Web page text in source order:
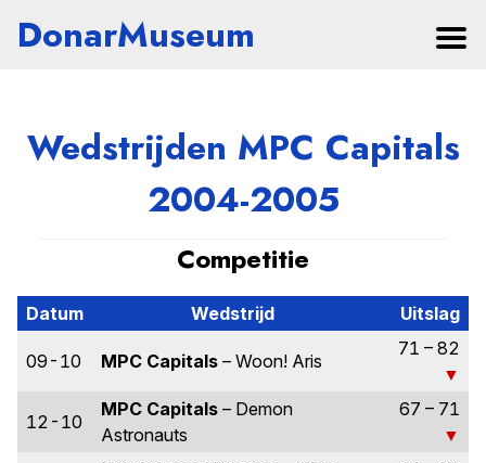
DonarMuseum
Wedstrijden MPC Capitals
2004-2005
Competitie
Datum Wedstrijd Uitslag
09-10 MPC Capitals – Woon! Aris
71 – 82
12-10
MPC Capitals – Demon
Astronauts
67 – 71